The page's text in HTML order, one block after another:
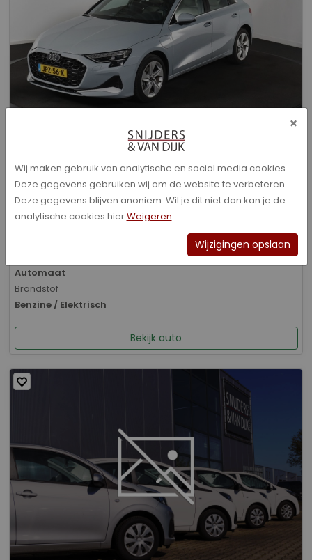
Audi A3 - Sportback 40 TFSI e Advanced edition
Bouwjaar
01-2026
Kilometerstand
Automaat
Brandstof
Benzine / Elektrisch
Bekijk auto
×
Wij maken gebruik van analytische en social media cookies.
Deze gegevens gebruiken wij om de website te verbeteren.
Deze gegevens blijven anoniem. Wil je dit niet dan kan je de
analytische cookies hierWeigeren
Wijzigingen opslaan